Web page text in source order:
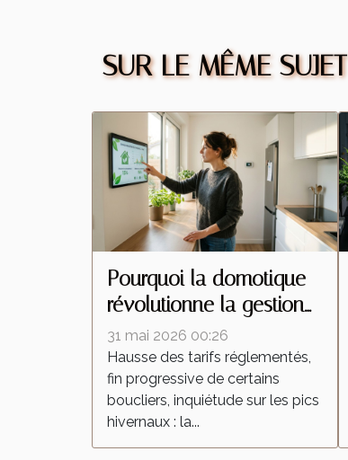
SUR LE MÊME SUJET
Pourquoi la domotique
révolutionne la gestion
de l'énergie à la maison
31 mai 2026 00:26
Hausse des tarifs réglementés,
fin progressive de certains
boucliers, inquiétude sur les pics
hivernaux : la...